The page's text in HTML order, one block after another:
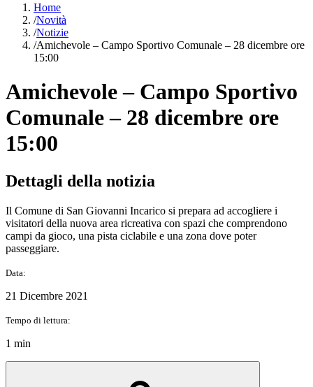
Home
/Novità
/Notizie
/Amichevole – Campo Sportivo Comunale – 28 dicembre ore
15:00
Amichevole – Campo Sportivo
Comunale – 28 dicembre ore
15:00
Dettagli della notizia
Il Comune di San Giovanni Incarico si prepara ad accogliere i
visitatori della nuova area ricreativa con spazi che comprendono
campi da gioco, una pista ciclabile e una zona dove poter
passeggiare.
Data:
21 Dicembre 2021
Tempo di lettura:
1 min